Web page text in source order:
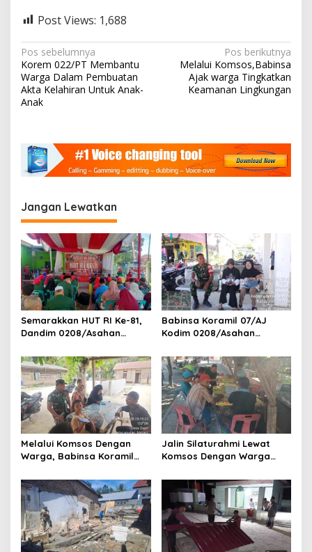
Post Views: 1,688
N
a
v
a
s
p
o
s
Pos sebelumnya
Korem 022/PT Membantu
Warga Dalam Pembuatan
Akta Kelahiran Untuk Anak-
Anak
Pos berikutnya
Melalui Komsos,Babinsa
Ajak warga Tingkatkan
Keamanan Lingkungan
Jangan Lewatkan
Semarakkan HUT RI Ke-81,
Dandim 0208/Asahan
Donor Darah di Kantor
Kemenag Asahan
Babinsa Koramil 07/AJ
Kodim 0208/Asahan
Stunting Dengan Pegawai
Kesehatan Di Puskesmas
Melalui Komsos Dengan
Warga, Babinsa Koramil
0208/Asahan Himbau Jaga
ebersihan Dan Kamtibmas
Jalin Silaturahmi Lewat
Komsos Dengan Warga
09/TB Kodim 0208/Asahan